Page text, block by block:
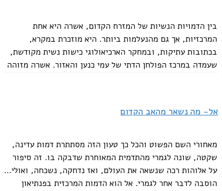
בין הדמויות הנשיות של המזרח הקדום, אשרה היא אחת
המרכזיות, אך גם מהנעלמות ביותר. היא מוזכרת במקרא,
בכתובות עתיקות, ובמחקר הארכיאולוגי כישות נשית מקודשת,
שעמדה במרכז הפולחן הדתי של עמי כנען והאזור. אשרה מזוהה
אל- מה נשאר מהאב הקדום
מאחורי השם הפשוט והכל כך טעון הזה מסתתרת דמות עדינה,
שקטה, שונה לגמרי מהתדמית המאוחרת שדבקה בו. זה סיפור
על אלוהות רכה שנשאה את העולם, ואז נדחקה, נשכחה, ואולי…
הוסבה לדבר אחר לגמרי. אל הוא הדמות המרכזית בפנתיאון